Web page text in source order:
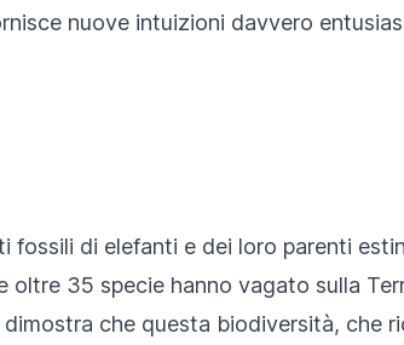
nuove intuizioni davvero
fossili di elefanti e dei loro parenti
35 specie hanno vagato sulla
che questa biodiversità, che